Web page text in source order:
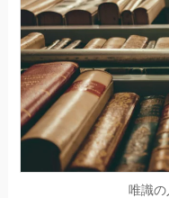
唯識